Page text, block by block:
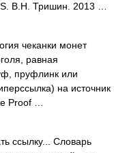
В.Н. Тришин. 2013 …
чеканки монет
равная
пруфлинк или
на источник
Proof …
ссылку... Словарь